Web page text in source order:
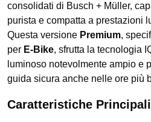
consolidati di Busch + Müller,
purista e compatta a prestazioni
Questa versione Premium,
per E-Bike, sfrutta la tecnologia
luminoso notevolmente ampio e
guida sicura anche nelle ore più
Caratteristiche Principali